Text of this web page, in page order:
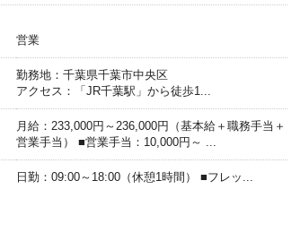
営業
勤務地：千葉県千葉市中央区
アクセス：「JR千葉駅」から徒歩1...
月給：233,000円～236,000円（基本給＋職務手当＋
営業手当） ■営業手当：10,000円～ ...
日勤：09:00～18:00（休憩1時間） ■フレッ...